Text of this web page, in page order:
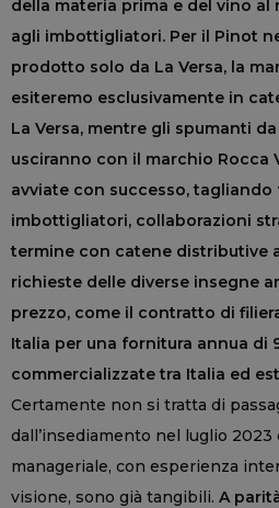
della materia prima e del vino al
agli imbottigliatori. Per il Pinot
prodotto solo da La Versa, la
esiteremo esclusivamente in
La Versa, mentre gli spumanti
usciranno con il marchio Rocca
avviate con successo,
imbottigliatori, collaborazioni
termine con catene distributive
richieste delle diverse insegne
prezzo, come il contratto di
Italia per una fornitura annua di
commercializzate tra Italia ed
Certamente non si tratta di
dall’insediamento nel luglio 2023
manageriale, con esperienza
visione, sono già tangibili. A